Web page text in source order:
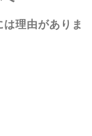
は理由がありま